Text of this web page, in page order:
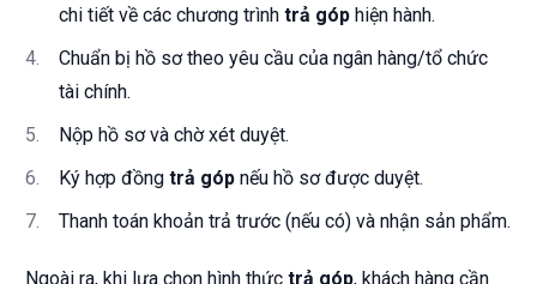
chi tiết về các chương trình trả góp hiện hành.
Chuẩn bị hồ sơ theo yêu cầu của ngân hàng/tổ chức
tài chính.
Nộp hồ sơ và chờ xét duyệt.
Ký hợp đồng trả góp nếu hồ sơ được duyệt.
Thanh toán khoản trả trước (nếu có) và nhận sản phẩm.
Ngoài ra, khi lựa chọn hình thức trả góp, khách hàng cần